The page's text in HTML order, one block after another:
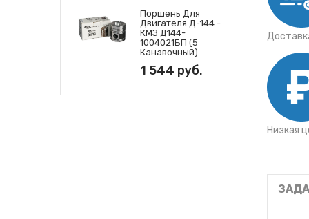
Поршень Для
Двигателя Д-144 -
КМЗ Д144-
1004021БП (5
Канавочный)
1 544 руб.
Низкая